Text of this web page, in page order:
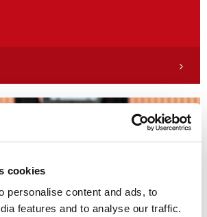
cookies
personalise content and ads, to
features and to analyse our traffic.